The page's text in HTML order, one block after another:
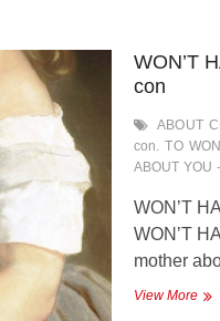
ba
WON’T
con
ABOUT
con. TO
ABOUT YOU
WON’T
WON’T
mother
View More